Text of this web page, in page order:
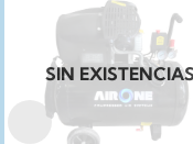
SIN EXISTENCIAS